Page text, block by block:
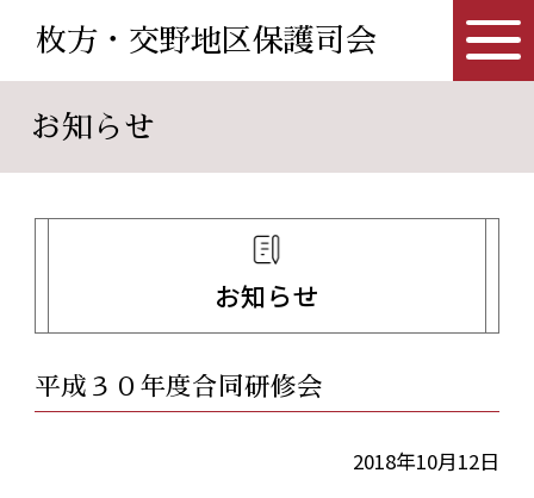
枚方・交野地区保護司会
お知らせ
お知らせ
平成３０年度合同研修会
2018年10月12日